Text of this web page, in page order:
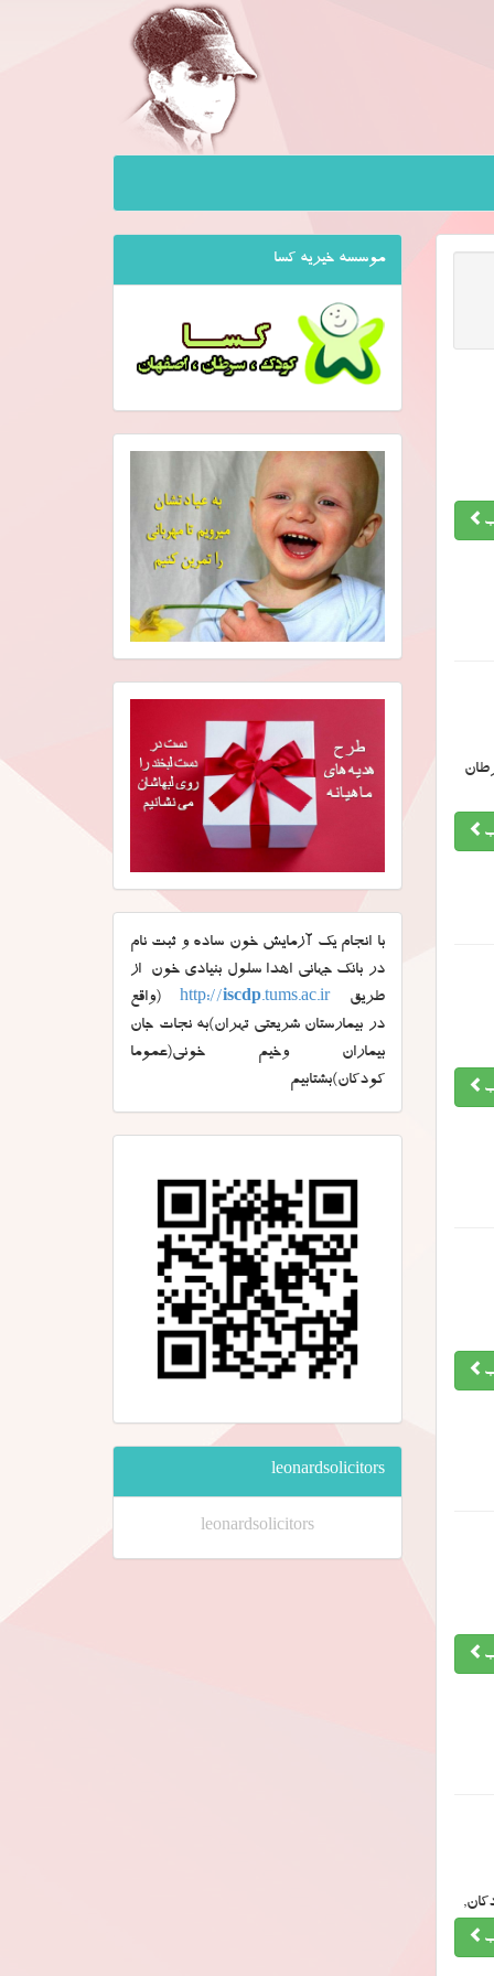
موسسه خیریه کسا
با انجام یک آزمایش خون ساده و ثبت نام
در بانک جهانی اهدا سلول بنیادی خون از
طریق
http://iscdp.tums.ac.ir
(واقع
در بیمارستان شریعتی تهران)به نجات جان
بیماران وخیم خونی(عموما
کودکان)بشتابیم
leonardsolicitors
leonardsolicitors